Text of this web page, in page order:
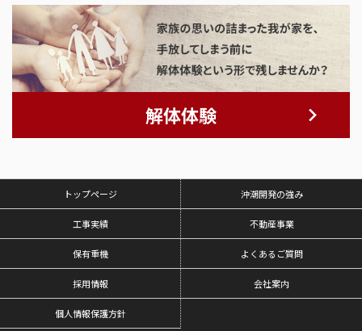
解体体験
トップページ 沖潮開発の強み
工事実績 不動産事業
保有重機 よくあるご質問
採用情報 会社案内
個人情報保護方針